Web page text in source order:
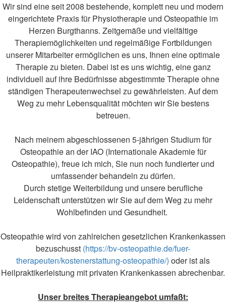
Wir sind eine seit 2008 bestehende, komplett neu und modern
eingerichtete Praxis für Physiotherapie und Osteopathie im
Herzen Burgthanns. Zeitgemäße und vielfältige
Therapiemöglichkeiten und regelmäßige Fortbildungen
unserer Mitarbeiter ermöglichen es uns, Ihnen eine optimale
Therapie zu bieten. Dabei ist es uns wichtig, eine ganz
individuell auf ihre Bedürfnisse abgestimmte Therapie ohne
ständigen Therapeutenwechsel zu gewährleisten. Auf dem
Weg zu mehr Lebensqualität möchten wir Sie bestens
betreuen.
Nach meinem abgeschlossenen 5-jährigen Studium für
Osteopathie an der IAO (Internationale Akademie für
Osteopathie), freue ich mich, Sie nun noch fundierter und
umfassender behandeln zu dürfen.
Durch stetige Weiterbildung und unsere berufliche
Leidenschaft unterstützen wir Sie auf dem Weg zu mehr
Wohlbefinden und Gesundheit.
Osteopathie wird von zahlreichen gesetzlichen Krankenkassen
bezuschusst (https://bv-osteopathie.de/fuer-
therapeuten/kostenerstattung-osteopathie/) oder ist als
Heilpraktikerleistung mit privaten Krankenkassen abrechenbar.
Unser breites Therapieangebot umfaßt: